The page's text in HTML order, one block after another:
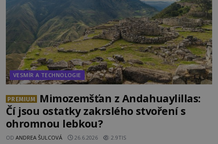
VESMÍR A TECHNOLOGIE
PREMIUM
Mimozemšťan z Andahuaylillas:
Čí jsou ostatky zakrslého stvoření s
ohromnou lebkou?
OD ANDREA ŠULCOVÁ 26.6.2026 2.9TIS